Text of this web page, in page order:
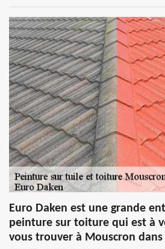
Euro Daken est une grande
peinture sur toiture qui est à
vous trouver à Mouscron dans